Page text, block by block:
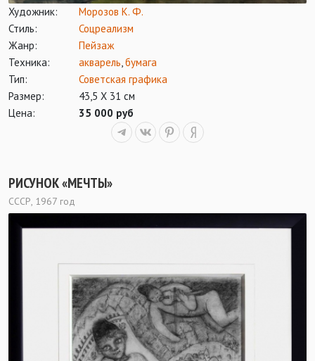
Художник:
Морозов К. Ф.
Стиль:
Соцреализм
Жанр:
Пейзаж
Техника:
акварель,бумага
Тип:
Советская графика
Размер:
43,5 X 31 см
Цена:
35 000 руб
РИСУНОК «МЕЧТЫ»
СССР, 1967 год